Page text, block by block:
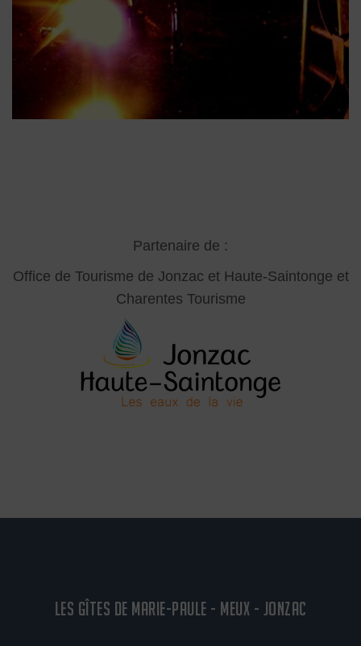
Partenaire de :
Office de Tourisme de Jonzac et Haute-Saintonge et
Charentes Tourisme
LES GÎTES DE MARIE-PAULE - MEUX - JONZAC